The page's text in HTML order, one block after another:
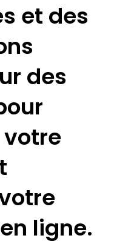
et des
des
ligne.